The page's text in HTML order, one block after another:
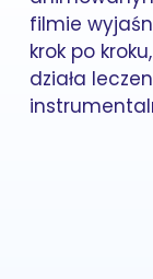
filmie
krok po
działa